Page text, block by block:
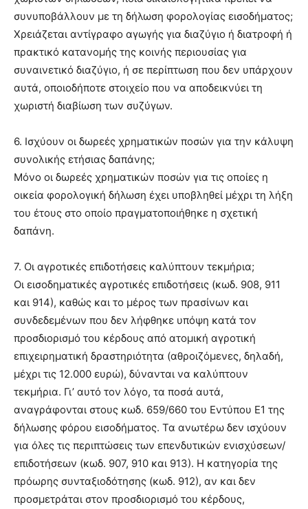
συνυποβάλλουν με τη δήλωση φορολογίας εισοδήματος;
Χρειάζεται αντίγραφο αγωγής για διαζύγιο ή διατροφή ή
πρακτικό κατανομής της κοινής περιουσίας για
συναινετικό διαζύγιο, ή σε περίπτωση που δεν υπάρχουν
αυτά, οποιοδήποτε στοιχείο που να αποδεικνύει τη
χωριστή διαβίωση των συζύγων.
6. Ισχύουν οι δωρεές χρηματικών ποσών για την κάλυψη
συνολικής ετήσιας δαπάνης;
Μόνο οι δωρεές χρηματικών ποσών για τις οποίες η
οικεία φορολογική δήλωση έχει υποβληθεί μέχρι τη λήξη
του έτους στο οποίο πραγματοποιήθηκε η σχετική
δαπάνη.
7. Οι αγροτικές επιδοτήσεις καλύπτουν τεκμήρια;
Οι εισοδηματικές αγροτικές επιδοτήσεις (κωδ. 908, 911
και 914), καθώς και το μέρος των πρασίνων και
συνδεδεμένων που δεν λήφθηκε υπόψη κατά τον
προσδιορισμό του κέρδους από ατομική αγροτική
επιχειρηματική δραστηριότητα (αθροιζόμενες, δηλαδή,
μέχρι τις 12.000 ευρώ), δύνανται να καλύπτουν
τεκμήρια. Γι’ αυτό τον λόγο, τα ποσά αυτά,
αναγράφονται στους κωδ. 659/660 του Εντύπου Ε1 της
δήλωσης φόρου εισοδήματος. Τα ανωτέρω δεν ισχύουν
για όλες τις περιπτώσεις των επενδυτικών ενισχύσεων/
επιδοτήσεων (κωδ. 907, 910 και 913). Η κατηγορία της
πρόωρης συνταξιοδότησης (κωδ. 912), αν και δεν
προσμετράται στον προσδιορισμό του κέρδους,